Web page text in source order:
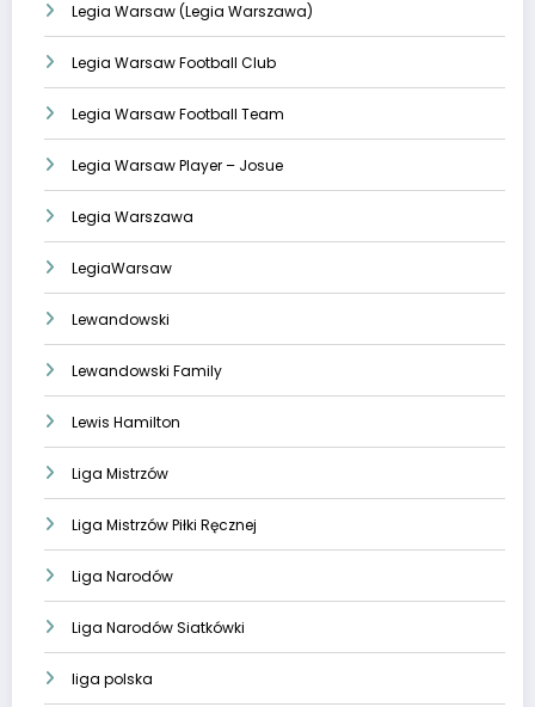
Legia Warsaw (Legia Warszawa)
Legia Warsaw Football Club
Legia Warsaw Football Team
Legia Warsaw Player – Josue
Legia Warszawa
LegiaWarsaw
Lewandowski
Lewandowski Family
Lewis Hamilton
Liga Mistrzów
Liga Mistrzów Piłki Ręcznej
Liga Narodów
Liga Narodów Siatkówki
liga polska